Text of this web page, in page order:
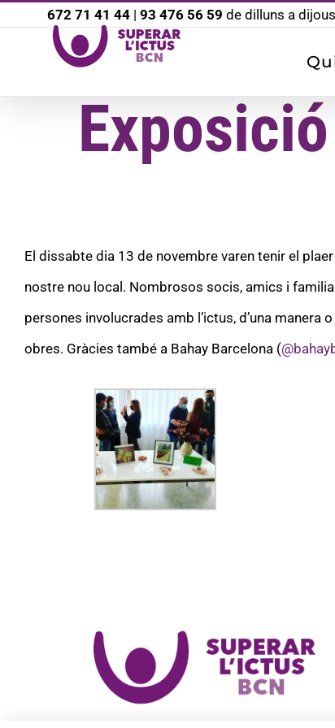
672 71 41 44 |93 476 56 59 de dilluns a
El dissabte dia 13 de novembre varen tenir el
nostre nou local. Nombrosos socis, amics i
persones involucrades amb l’ictus, d’una
obres. Gràcies també a Bahay Barcelona (